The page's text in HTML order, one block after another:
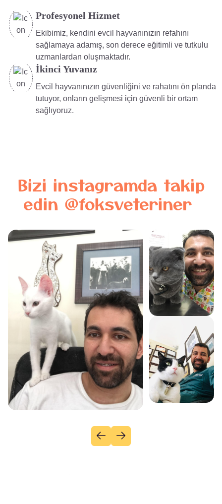
Profesyonel Hizmet
Ekibimiz, kendini evcil hayvanınızın refahını
sağlamaya adamış, son derece eğitimli ve tutkulu
uzmanlardan oluşmaktadır.
İkinci Yuvanız
Evcil hayvanınızın güvenliğini ve rahatını ön planda
tutuyor, onların gelişmesi için güvenli bir ortam
sağlıyoruz.
Bizi instagramda takip
edin @foksveteriner